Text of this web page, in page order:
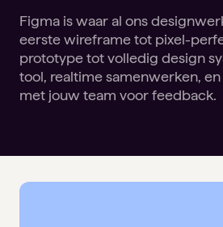
Figma is waar al ons
eerste wireframe tot pixel-
prototype tot volledig design
tool, realtime samenwerken,
met jouw team voor feedback.